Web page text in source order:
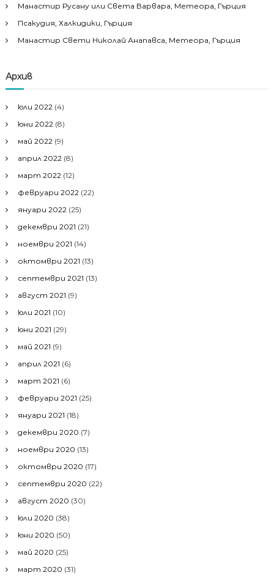
Манастир Русану или Света Варвара, Метеора, Гърция
Псакудия, Халкидики, Гърция
Манастир Свети Николай Анапавса, Метеора, Гърция
Архив
юли 2022 (4)
юни 2022 (8)
май 2022 (9)
април 2022 (8)
март 2022 (12)
февруари 2022 (22)
януари 2022 (25)
декември 2021 (21)
ноември 2021 (14)
октомври 2021 (13)
септември 2021 (13)
август 2021 (9)
юли 2021 (10)
юни 2021 (29)
май 2021 (9)
април 2021 (6)
март 2021 (6)
февруари 2021 (25)
януари 2021 (18)
декември 2020 (7)
ноември 2020 (13)
октомври 2020 (17)
септември 2020 (22)
август 2020 (30)
юли 2020 (38)
юни 2020 (50)
май 2020 (25)
март 2020 (31)